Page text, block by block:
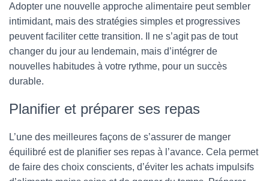
Adopter une nouvelle approche alimentaire peut sembler
intimidant, mais des stratégies simples et progressives
peuvent faciliter cette transition. Il ne s’agit pas de tout
changer du jour au lendemain, mais d’intégrer de
nouvelles habitudes à votre rythme, pour un succès
durable.
Planifier et préparer ses repas
L’une des meilleures façons de s’assurer de manger
équilibré est de planifier ses repas à l’avance. Cela permet
de faire des choix conscients, d’éviter les achats impulsifs